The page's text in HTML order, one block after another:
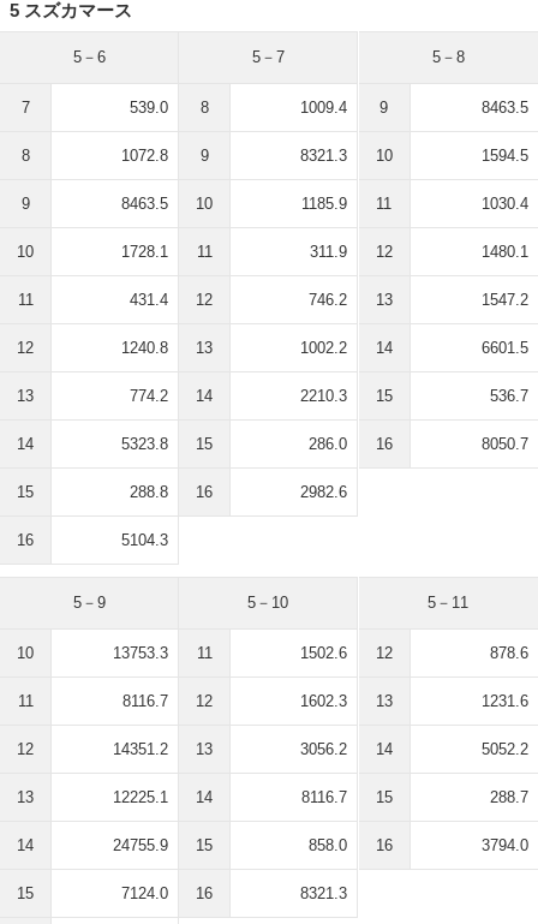
5 スズカマース
5－6
7 539.0
8 1072.8
9 8463.5
10 1728.1
11 431.4
12 1240.8
13 774.2
14 5323.8
15 288.8
16 5104.3
5－7
8 1009.4
9 8321.3
10 1185.9
11 311.9
12 746.2
13 1002.2
14 2210.3
15 286.0
16 2982.6
5－8
9 8463.5
10 1594.5
11 1030.4
12 1480.1
13 1547.2
14 6601.5
15 536.7
16 8050.7
5－9
10 13753.3
11 8116.7
12 14351.2
13 12225.1
14 24755.9
15 7124.0
5－10
11 1502.6
12 1602.3
13 3056.2
14 8116.7
15 858.0
16 8321.3
5－11
12 878.6
13 1231.6
14 5052.2
15 288.7
16 3794.0